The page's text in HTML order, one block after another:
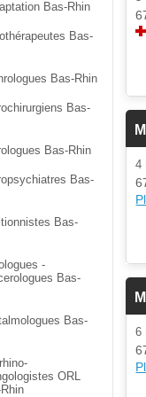
Bas-Rhin
Bas-
Bas-Rhin
Bas-
Bas-Rhin
Bas-
Bas-
-
Bas-
Bas-
ORL
4
6